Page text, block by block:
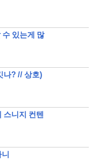
있는게 많
나? // 상호)
스니지 컨텐